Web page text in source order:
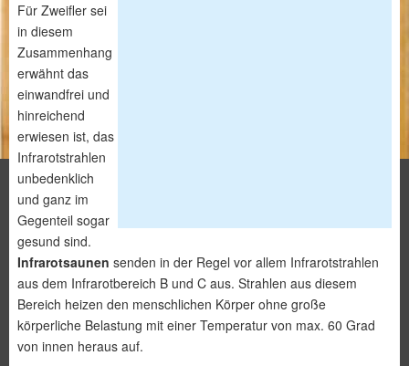
Für Zweifler sei
in diesem
Zusammenhang
erwähnt das
einwandfrei und
hinreichend
erwiesen ist, das
Infrarotstrahlen
unbedenklich
und ganz im
Gegenteil sogar
gesund sind.
Infrarotsaunen senden in der Regel vor allem Infrarotstrahlen
aus dem Infrarotbereich B und C aus. Strahlen aus diesem
Bereich heizen den menschlichen Körper ohne große
körperliche Belastung mit einer Temperatur von max. 60 Grad
von innen heraus auf.